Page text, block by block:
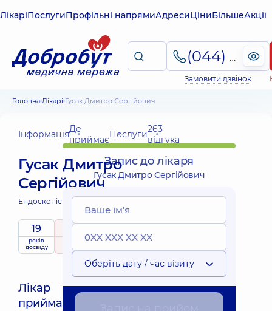
ЛікаріПослугиПрофільні напрямиАдресиЦіниБільшеАкції
(044) 495-2-888
Замовити дзвінок
Головна Лікарі Гусак Дмитро Сергійович
ІнформаціяДе
приймаєПослуги263
відгука
Гусак Дмитро
Сергійович
Ендоскопіст;
19
років
досвіду
рейтингна підставі
Експерт
Лікар
приймає
Запис до лікаря
Гусак Дмитро Сергійович
Оберіть дату / час візиту